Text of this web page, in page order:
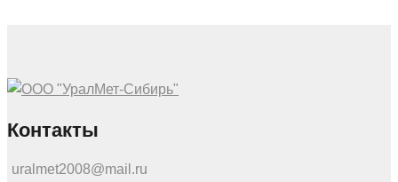
Контакты
uralmet2008@mail.ru